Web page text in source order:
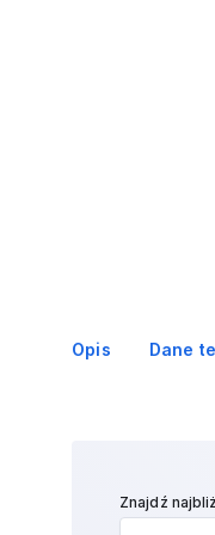
Opis Dane
Znajdź